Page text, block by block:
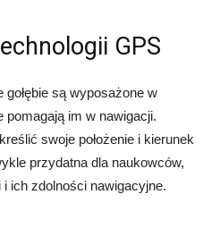
GPS
są wyposażone w
pomagają im w nawigacji.
swoje położenie i kierunek
przydatna dla naukowców,
i ich zdolności nawigacyjne.